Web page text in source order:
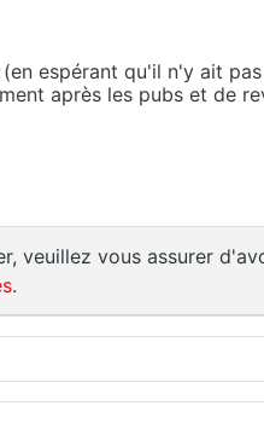
espérant qu'il n'y ait
après les pubs et de
veuillez vous assurer
.